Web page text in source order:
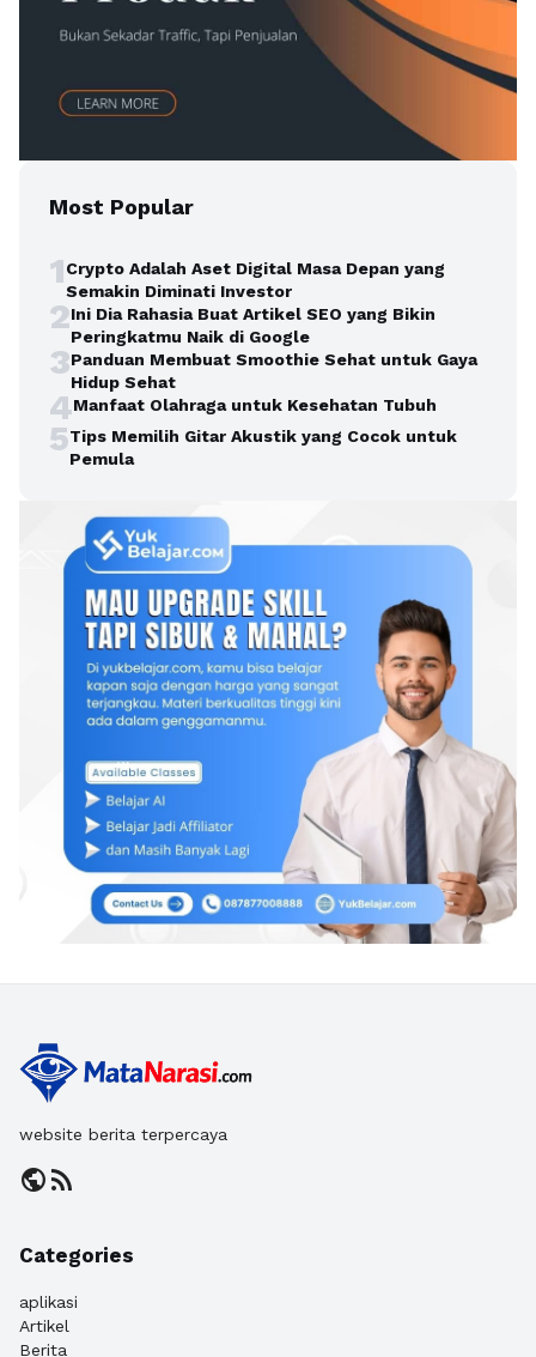
Most Popular
1Crypto Adalah Aset Digital Masa Depan yang
Semakin Diminati Investor
2Ini Dia Rahasia Buat Artikel SEO yang Bikin
Peringkatmu Naik di Google
3Panduan Membuat Smoothie Sehat untuk Gaya
Hidup Sehat
4Manfaat Olahraga untuk Kesehatan Tubuh
5Tips Memilih Gitar Akustik yang Cocok untuk
Pemula
website berita terpercaya
publicrss_feed
Categories
aplikasi
Artikel
Berita